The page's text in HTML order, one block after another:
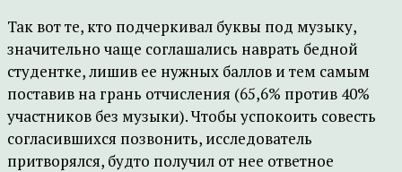
Так вот те, кто подчеркивал буквы под музыку,
значительно чаще соглашались наврать бедной
студентке, лишив ее нужных баллов и тем самым
поставив на грань отчисления (65,6% против 40%
участников без музыки). Чтобы успокоить совесть
согласившихся позвонить, исследователь
притворялся, будто получил от нее ответное